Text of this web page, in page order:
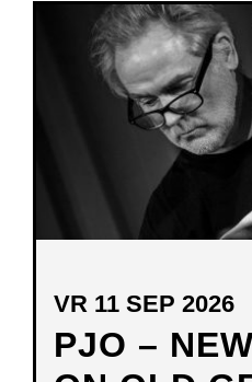
PJO –
VR 11 SEP 2026